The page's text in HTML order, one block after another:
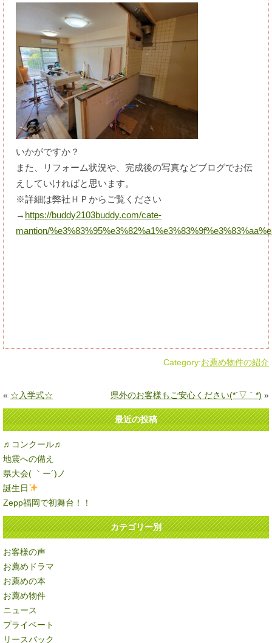
いかがですか？
また、リフォーム状況や、完成後の写真などブログでお伝
えしていければと思います。
※詳細は弊社ＨＰからご覧ください
→ https://buddy2103buddy.com/cate-
mantion/
Category:お薦め物件の紹介
« ☆入学式☆ 県外のお客様もご安心ください(*´▽｀*) »
最近の投稿
♬コンクール♬
地震への備え
県大会( ｀ー´)ノ
誕生日
Zepp福岡で初舞台！！
カテゴリー別
お客様の声
お薦めドラマ
お薦めの本
お薦め物件
ニュース
プライベート
リースバック